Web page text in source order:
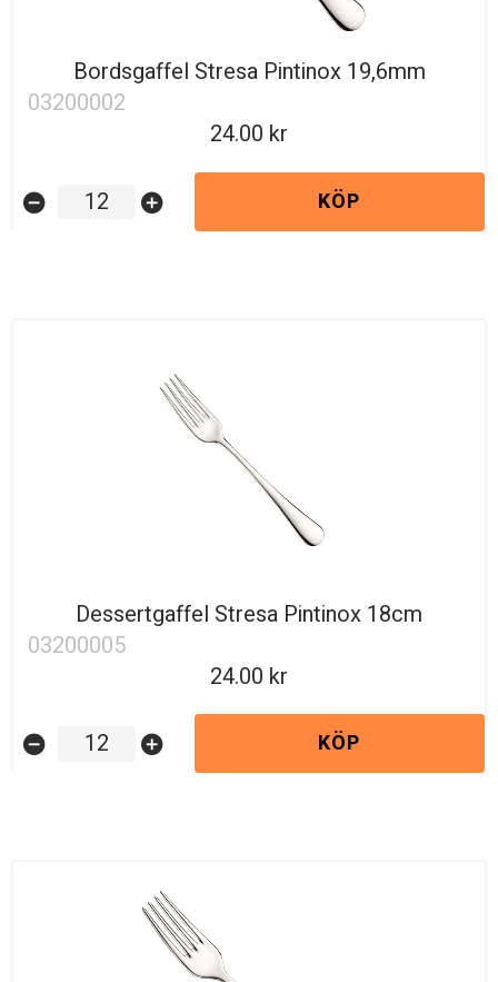
Bordsgaffel Stresa Pintinox 19,6mm
03200002
24.00
remove_circle add_circle KÖP
Dessertgaffel Stresa Pintinox 18cm
03200005
24.00
remove_circle add_circle KÖP